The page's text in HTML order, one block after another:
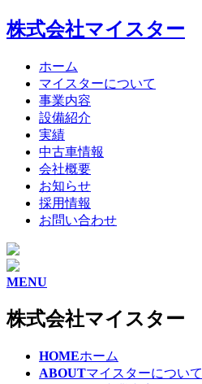
株式会社マイスター
ホーム
マイスターについて
事業内容
設備紹介
実績
中古車情報
会社概要
お知らせ
採用情報
お問い合わせ
MENU
株式会社マイスター
HOMEホーム
ABOUTマイスターについて